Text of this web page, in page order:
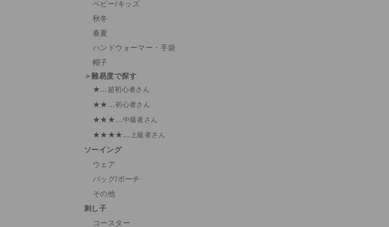
ベビー/キッズ
秋冬
春夏
ハンドウォーマー・手袋
帽子
＞難易度で探す
★… 超初心者さん
★★…初心者さん
★★★… 中級者さん
★★★★… 上級者さん
ソーイング
ウェア
バッグ/ポーチ
その他
刺し子
コースター